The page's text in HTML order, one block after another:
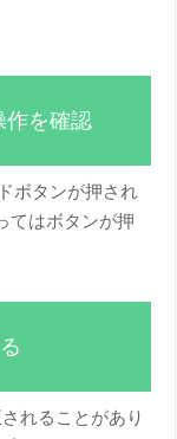
作を確認
ボタンが押され
てはボタンが押
れることがあり